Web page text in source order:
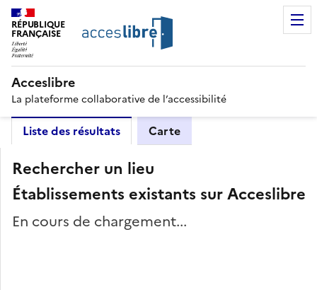
RÉPUBLIQUE
FRANÇAISE
Acceslibre
La plateforme collaborative de l’accessibilité
Liste des résultats Carte
Rechercher un lieu
Établissements existants sur Acceslibre
En cours de chargement...